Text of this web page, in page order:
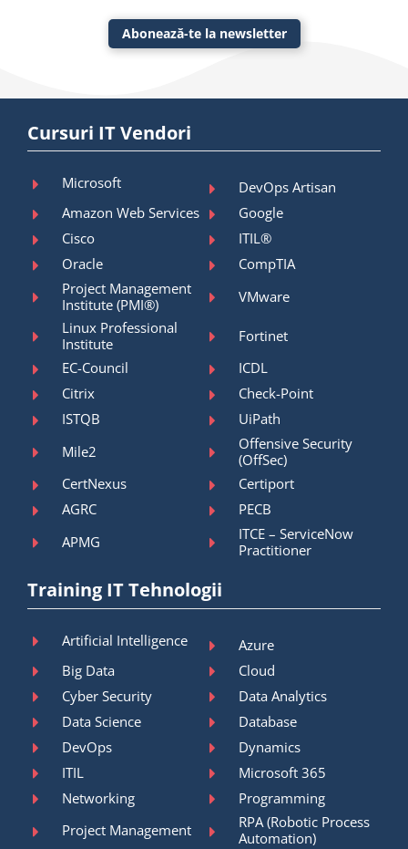
Abonează-te la newsletter
Cursuri IT Vendori
Microsoft
DevOps Artisan
Amazon Web Services
Google
Cisco
ITIL®
Oracle
CompTIA
Project Management
Institute (PMI®)
VMware
Linux Professional
Institute
Fortinet
EC-Council
ICDL
Citrix
Check-Point
ISTQB
UiPath
Mile2
Offensive Security
(OffSec)
CertNexus
Certiport
AGRC
PECB
APMG
ITCE – ServiceNow
Practitioner
Training IT Tehnologii
Artificial Intelligence
Azure
Big Data
Cloud
Cyber Security
Data Analytics
Data Science
Database
DevOps
Dynamics
ITIL
Microsoft 365
Networking
Programming
Project Management
RPA (Robotic Process
Automation)